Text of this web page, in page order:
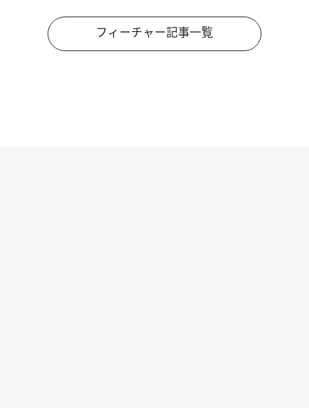
フィーチャー記事一覧